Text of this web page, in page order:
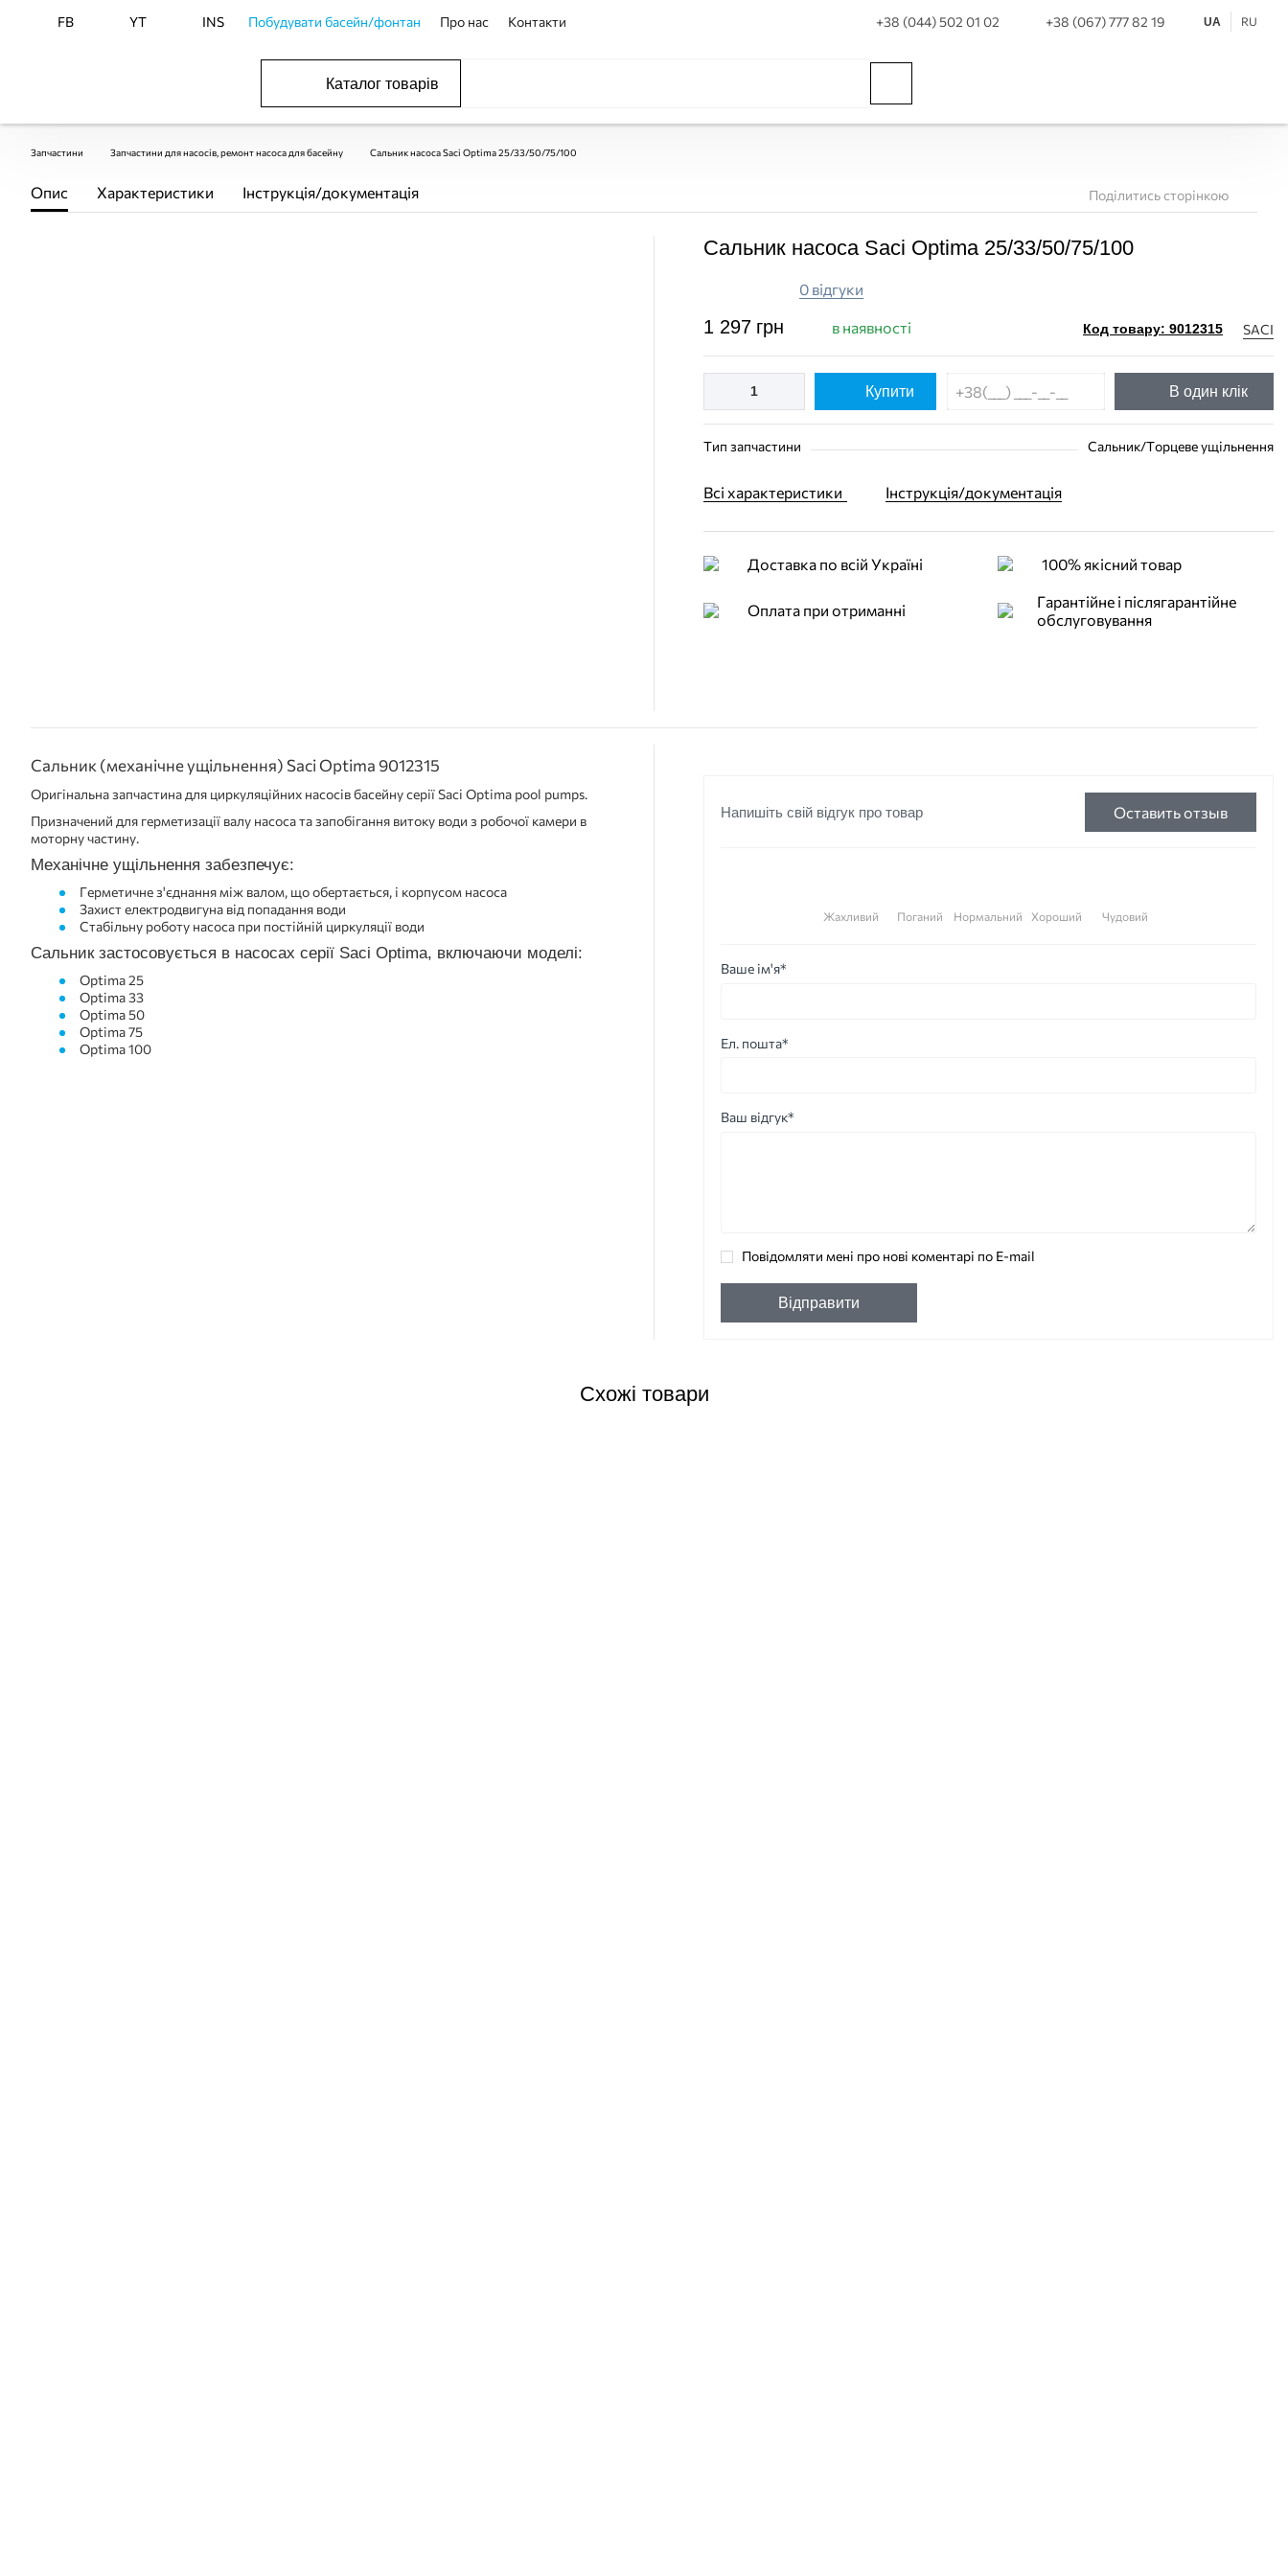
FB YT INS Побудувати басейн/фонтан Про нас Контакти +38 (044) 502 01 02 +38 (067) 777 82 19 UA RU
Каталог товарів
Запчастини Запчастини для насосів, ремонт насоса для басейну Сальник насоса Saci Optima 25/33/50/75/100
Опис Характеристики Інструкція/документація Поділитись сторінкою
Сальник насоса Saci Optima 25/33/50/75/100
0 відгуки
1 297 грн в наявності Код товару: 9012315 SACI
Купити В один клік
Тип запчастини Сальник/Торцеве ущільнення
Всі характеристики Інструкція/документація
Доставка по всій Україні 100% якісний товар
Оплата при отриманні
Гарантійне і післягарантійне
обслуговування
Сальник (механічне ущільнення) Saci Optima 9012315
Оригінальна запчастина для циркуляційних насосів басейну серії Saci Optima pool pumps.
Призначений для герметизації валу насоса та запобігання витоку води з робочої камери в
моторну частину.
Механічне ущільнення забезпечує:
Герметичне з'єднання між валом, що обертається, і корпусом насоса
Захист електродвигуна від попадання води
Стабільну роботу насоса при постійній циркуляції води
Сальник застосовується в насосах серії Saci Optima, включаючи моделі:
Optima 25
Optima 33
Optima 50
Optima 75
Optima 100
Напишіть свій відгук про товар Оставить отзыв
Чудовий
Хороший
Нормальний
Поганий
Жахливий
Ваше ім'я*
Ел. пошта*
Ваш відгук*
Повідомляти мені про нові коментарі по E-mail
Відправити
Схожі товари